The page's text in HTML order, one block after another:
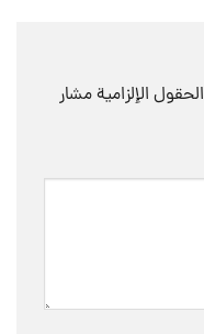
الحقول الإلزامية مشار